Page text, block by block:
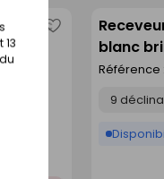
blancEnregistrer
commeblanc
Référence :